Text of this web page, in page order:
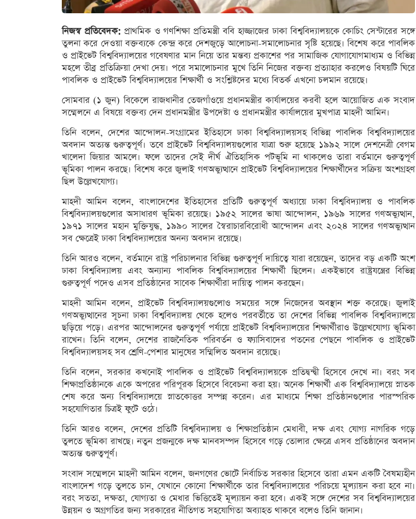
নিজস্ব প্রতিবেদক:প্রাথমিক ও গণশিক্ষা প্রতিমন্ত্রী ববি হাজ্জাজের ঢাকা বিশ্ববিদ্যালয়কে কোচিং সেন্টারের সঙ্গে
তুলনা করে দেওয়া বক্তব্যকে কেন্দ্র করে দেশজুড়ে আলোচনা-সমালোচনার সৃষ্টি হয়েছে। বিশেষ করে পাবলিক
ও প্রাইভেট বিশ্ববিদ্যালয়ের গবেষণার মান নিয়ে তার মন্তব্য প্রকাশের পর সামাজিক যোগাযোগমাধ্যম ও বিভিন্ন
মহলে তীব্র প্রতিক্রিয়া দেখা দেয়। পরে সমালোচনার মুখে তিনি নিজের বক্তব্য প্রত্যাহার করলেও বিষয়টি ঘিরে
পাবলিক ও প্রাইভেট বিশ্ববিদ্যালয়ের শিক্ষার্থী ও সংশ্লিষ্টদের মধ্যে বিতর্ক এখনো চলমান রয়েছে।
সোমবার (১ জুন) বিকেলে রাজধানীর তেজগাঁওয়ে প্রধানমন্ত্রীর কার্যালয়ের করবী হলে আয়োজিত এক সংবাদ
সম্মেলনে এ বিষয়ে বক্তব্য দেন প্রধানমন্ত্রীর উপদেষ্টা ও প্রধানমন্ত্রীর কার্যালয়ের মুখপাত্র মাহদী আমিন।
তিনি বলেন, দেশের আন্দোলন-সংগ্রামের ইতিহাসে ঢাকা বিশ্ববিদ্যালয়সহ বিভিন্ন পাবলিক বিশ্ববিদ্যালয়ের
অবদান অত্যন্ত গুরুত্বপূর্ণ। তবে প্রাইভেট বিশ্ববিদ্যালয়গুলোর যাত্রা শুরু হয়েছে ১৯৯২ সালে দেশনেত্রী বেগম
খালেদা জিয়ার আমলে। ফলে তাদের সেই দীর্ঘ ঐতিহাসিক পটভূমি না থাকলেও তারা বর্তমানে গুরুত্বপূর্ণ
ভূমিকা পালন করছে। বিশেষ করে জুলাই গণঅভ্যুত্থানে প্রাইভেট বিশ্ববিদ্যালয়ের শিক্ষার্থীদের সক্রিয় অংশগ্রহণ
ছিল উল্লেখযোগ্য।
মাহদী আমিন বলেন, বাংলাদেশের ইতিহাসের প্রতিটি গুরুত্বপূর্ণ অধ্যায়ে ঢাকা বিশ্ববিদ্যালয় ও পাবলিক
বিশ্ববিদ্যালয়গুলোর অসাধারণ ভূমিকা রয়েছে। ১৯৫২ সালের ভাষা আন্দোলন, ১৯৬৯ সালের গণঅভ্যুত্থান,
১৯৭১ সালের মহান মুক্তিযুদ্ধ, ১৯৯০ সালের স্বৈরাচারবিরোধী আন্দোলন এবং ২০২৪ সালের গণঅভ্যুত্থান
সব ক্ষেত্রেই ঢাকা বিশ্ববিদ্যালয়ের অনন্য অবদান রয়েছে।
তিনি আরও বলেন, বর্তমানে রাষ্ট্র পরিচালনার বিভিন্ন গুরুত্বপূর্ণ দায়িত্বে যারা রয়েছেন, তাদের বড় একটি অংশ
ঢাকা বিশ্ববিদ্যালয় এবং অন্যান্য পাবলিক বিশ্ববিদ্যালয়ের শিক্ষার্থী ছিলেন। একইভাবে রাষ্ট্রযন্ত্রের বিভিন্ন
গুরুত্বপূর্ণ পদেও এসব প্রতিষ্ঠানের সাবেক শিক্ষার্থীরা দায়িত্ব পালন করছেন।
মাহদী আমিন বলেন, প্রাইভেট বিশ্ববিদ্যালয়গুলোও সময়ের সঙ্গে নিজেদের অবস্থান শক্ত করেছে। জুলাই
গণঅভ্যুত্থানের সূচনা ঢাকা বিশ্ববিদ্যালয় থেকে হলেও পরবর্তীতে তা দেশের বিভিন্ন পাবলিক বিশ্ববিদ্যালয়ে
ছড়িয়ে পড়ে। এরপর আন্দোলনের গুরুত্বপূর্ণ পর্যায়ে প্রাইভেট বিশ্ববিদ্যালয়ের শিক্ষার্থীরাও উল্লেখযোগ্য ভূমিকা
রাখেন। তিনি বলেন, দেশের রাজনৈতিক পরিবর্তন ও ফ্যাসিবাদের পতনের পেছনে পাবলিক ও প্রাইভেট
বিশ্ববিদ্যালয়সহ সব শ্রেণি-পেশার মানুষের সম্মিলিত অবদান রয়েছে।
তিনি বলেন, সরকার কখনোই পাবলিক ও প্রাইভেট বিশ্ববিদ্যালয়কে প্রতিদ্বন্দ্বী হিসেবে দেখে না। বরং সব
শিক্ষাপ্রতিষ্ঠানকে একে অপরের পরিপূরক হিসেবে বিবেচনা করা হয়। অনেক শিক্ষার্থী এক বিশ্ববিদ্যালয়ে স্নাতক
শেষ করে অন্য বিশ্ববিদ্যালয়ে স্নাতকোত্তর সম্পন্ন করেন। এর মাধ্যমে শিক্ষা প্রতিষ্ঠানগুলোর পারস্পরিক
সহযোগিতার চিত্রই ফুটে ওঠে।
তিনি আরও বলেন, দেশের প্রতিটি বিশ্ববিদ্যালয় ও শিক্ষাপ্রতিষ্ঠান মেধাবী, দক্ষ এবং যোগ্য নাগরিক গড়ে
তুলতে ভূমিকা রাখছে। নতুন প্রজন্মকে দক্ষ মানবসম্পদ হিসেবে গড়ে তোলার ক্ষেত্রে এসব প্রতিষ্ঠানের অবদান
অত্যন্ত গুরুত্বপূর্ণ।
সংবাদ সম্মেলনে মাহদী আমিন বলেন, জনগণের ভোটে নির্বাচিত সরকার হিসেবে তারা এমন একটি বৈষম্যহীন
বাংলাদেশ গড়ে তুলতে চান, যেখানে কোনো শিক্ষার্থীকে তার বিশ্ববিদ্যালয়ের পরিচয়ে মূল্যায়ন করা হবে না।
বরং সততা, দক্ষতা, যোগ্যতা ও মেধার ভিত্তিতেই মূল্যায়ন করা হবে। একই সঙ্গে দেশের সব বিশ্ববিদ্যালয়ের
উন্নয়ন ও অগ্রগতির জন্য সরকারের নীতিগত সহযোগিতা অব্যাহত থাকবে বলেও তিনি জানান।